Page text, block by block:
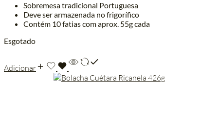
Sobremesa tradicional Portuguesa
Deve ser armazenada no frigorífico
Contém 10 fatias com aprox. 55g cada
Esgotado
Adicionar